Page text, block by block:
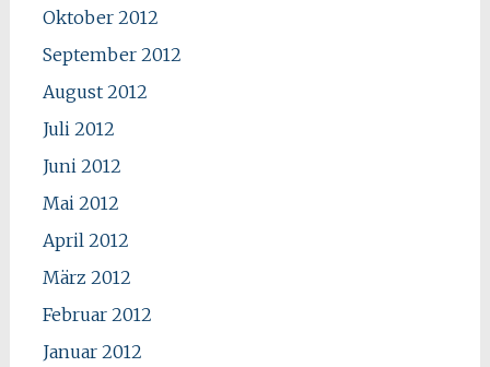
Oktober 2012
September 2012
August 2012
Juli 2012
Juni 2012
Mai 2012
April 2012
März 2012
Februar 2012
Januar 2012